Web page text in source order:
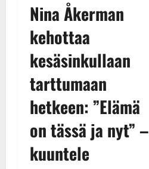
Nina Åkerman
kehottaa
kesäsinkullaan
tarttumaan
hetkeen: ”Elämä
on tässä ja nyt” –
kuuntele